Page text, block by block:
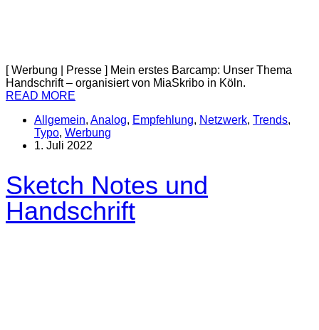
[ Werbung | Presse ] Mein erstes Barcamp: Unser Thema
Handschrift – organisiert von MiaSkribo in Köln.
READ MORE
Allgemein, Analog, Empfehlung, Netzwerk, Trends,
Typo, Werbung
1. Juli 2022
Sketch Notes und
Handschrift